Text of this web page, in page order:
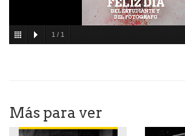
1 / 1
Más para ver